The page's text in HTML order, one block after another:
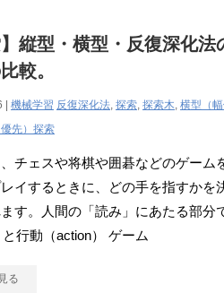
縦型・横型・反復深化法
較。
| 機械学習 反復深化法, 探索, 探索木, 横型（
先）探索
チェスや将棋や囲碁などのゲーム
イするときに、どの手を指すかを
す。人間の「読み」にあたる部分
行動（action） ゲーム
る